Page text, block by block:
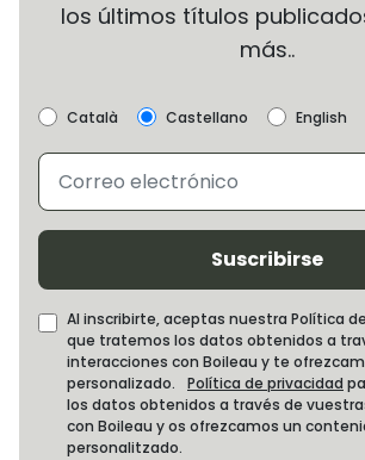
los últimos títulos
más..
Català Castellano English
Suscribirse
Al inscribirte, aceptas nuestra Política
que tratemos los datos obtenidos a
interacciones con Boileau y te
personalizado. Política de privacidad
los datos obtenidos a través de
con Boileau y os ofrezcamos un
personalitzado.